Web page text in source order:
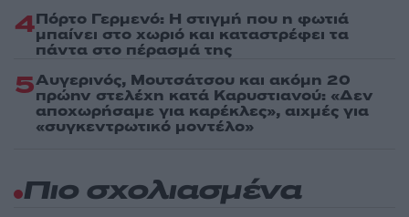
4Πόρτο Γερμενό: Η στιγμή που η φωτιά
μπαίνει στο χωριό και καταστρέφει τα
πάντα στο πέρασμά της
5Αυγερινός, Μουτσάτσου και ακόμη 20
πρώην στελέχη κατά Καρυστιανού: «Δεν
αποχωρήσαμε για καρέκλες», αιχμές για
«συγκεντρωτικό μοντέλο»
Πιο σχολιασμένα